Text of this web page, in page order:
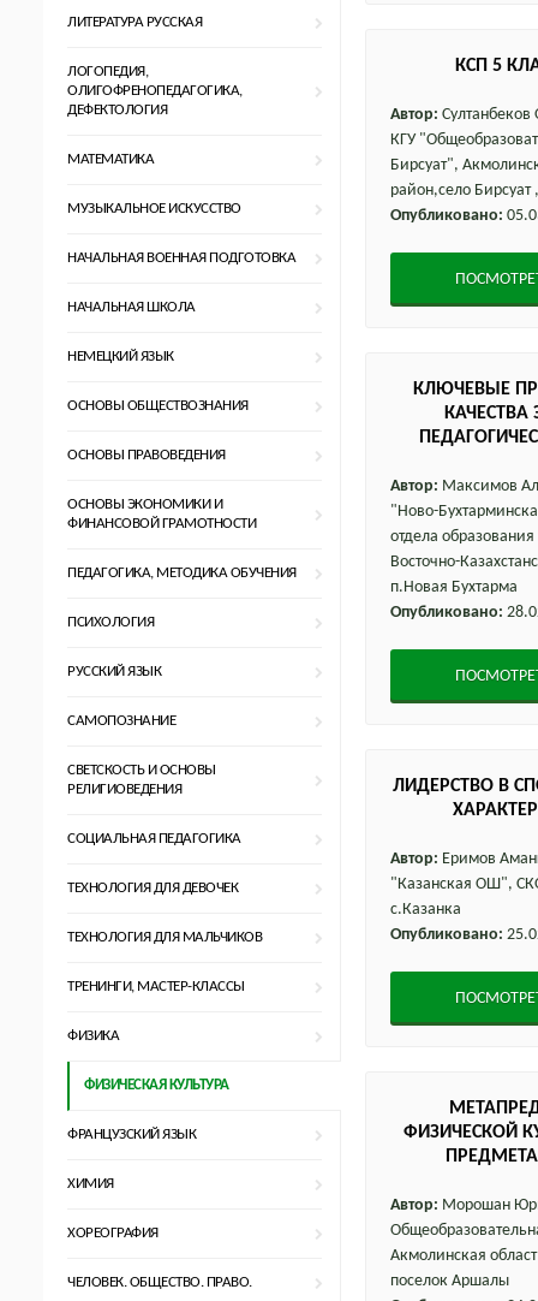
ЛИТЕРАТУРА РУССКАЯ
ЛОГОПЕДИЯ,
ОЛИГОФРЕНОПЕДАГОГИКА,
ДЕФЕКТОЛОГИЯ
МАТЕМАТИКА
МУЗЫКАЛЬНОЕ ИСКУССТВО
НАЧАЛЬНАЯ ВОЕННАЯ ПОДГОТОВКА
НАЧАЛЬНАЯ ШКОЛА
НЕМЕЦКИЙ ЯЗЫК
ОСНОВЫ ОБЩЕСТВОЗНАНИЯ
ОСНОВЫ ПРАВОВЕДЕНИЯ
ОСНОВЫ ЭКОНОМИКИ И
ФИНАНСОВОЙ ГРАМОТНОСТИ
ПЕДАГОГИКА, МЕТОДИКА ОБУЧЕНИЯ
ПСИХОЛОГИЯ
РУССКИЙ ЯЗЫК
САМОПОЗНАНИЕ
СВЕТСКОСТЬ И ОСНОВЫ
РЕЛИГИОВЕДЕНИЯ
СОЦИАЛЬНАЯ ПЕДАГОГИКА
ТЕХНОЛОГИЯ ДЛЯ ДЕВОЧЕК
ТЕХНОЛОГИЯ ДЛЯ МАЛЬЧИКОВ
ТРЕНИНГИ, МАСТЕР-КЛАССЫ
ФИЗИКА
ФИЗИЧЕСКАЯ КУЛЬТУРА
ФРАНЦУЗСКИЙ ЯЗЫК
ХИМИЯ
ХОРЕОГРАФИЯ
ЧЕЛОВЕК. ОБЩЕСТВО. ПРАВО.
КСП 5
Автор:
КГУ
Бирсуат",
район,село
Опубликовано:
КЛЮЧЕВЫЕ
Автор: Максимов
"Ново-
отдела
Восточно-
п.Новая Бухтарма
Опубликовано:
ЛИДЕРСТВО В
Автор: Еримов
"Казанская ОШ",
с.Казанка
Опубликовано:
ФИЗИЧЕСКОЙ
Автор: Морошан
Акмолинская
поселок Аршалы